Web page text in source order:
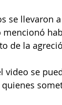
mencionó
de la